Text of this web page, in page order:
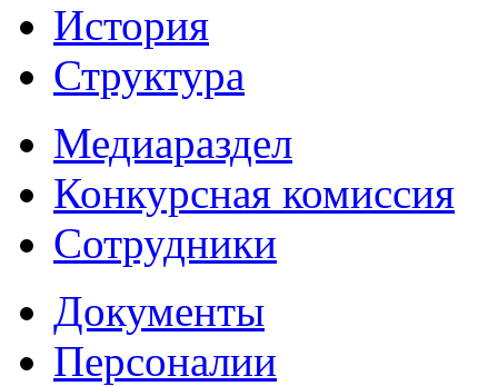
История
Структура
Медиараздел
Конкурсная комиссия
Сотрудники
Документы
Персоналии